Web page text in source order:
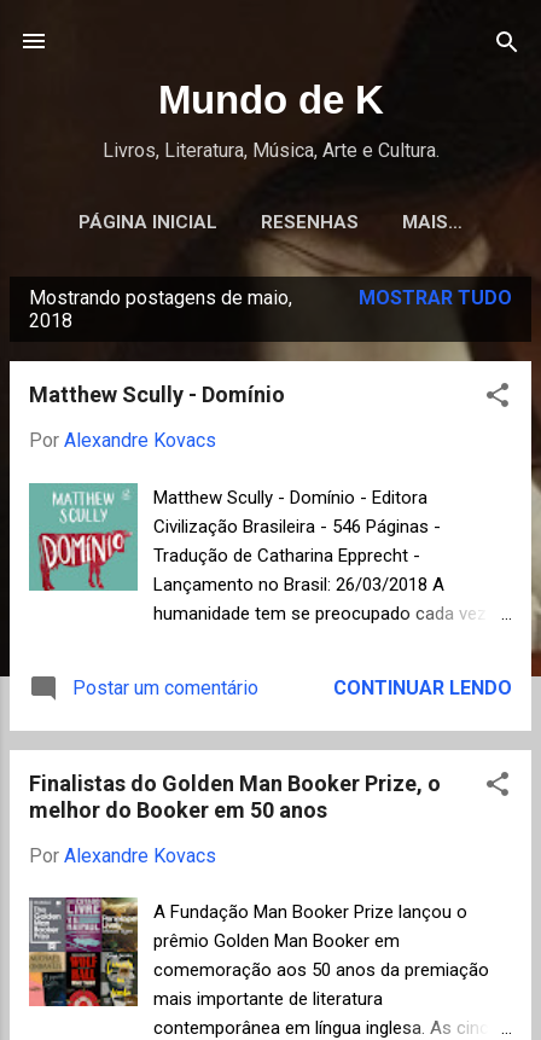
Mundo de K
Livros, Literatura, Música, Arte e Cultura.
PÁGINA INICIAL RESENHAS MAIS…
Mostrando postagens de maio,
2018
MOSTRAR TUDO
Matthew Scully - Domínio
Por Alexandre Kovacs
Matthew Scully - Domínio - Editora
Civilização Brasileira - 546 Páginas -
Tradução de Catharina Epprecht -
Lançamento no Brasil: 26/03/2018 A
humanidade tem se preocupado cada vez
extermínio e os métodos de impor
sofrimento alcançaram níveis tão
sobre essas criaturas um ato contínuo de
crueldade. O jornalista Matthew Scully
escreve sobre uma realidade que evitamos
direito dos animais é um dos grandes
dilemas morais da nossa época,
principalmente quando esses direitos são
ignorados devido a interesses econômicos.
O autor avalia o tema de diferentes formas,
Postar um comentário CONTINUAR LENDO
Finalistas do Golden Man Booker Prize, o
melhor do Booker em 50 anos
Por Alexandre Kovacs
A Fundação Man Booker Prize lançou o
prêmio Golden Man Booker em
comemoração aos 50 anos da premiação
mais importante de literatura
contemporânea em língua inglesa. As cinco